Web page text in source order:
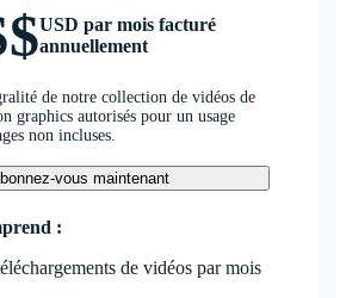
USD par mois facturé
annuellement
de notre collection de vidéos de
graphics autorisés pour un usage
non incluses.
vous maintenant
:
de vidéos par mois